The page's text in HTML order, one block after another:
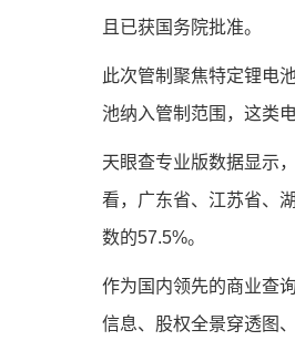
且已获国务院批准。
此次管制聚焦特定锂电
池纳入管制范围，这类
天眼查专业版数据显示
看，广东省、江苏省、
数的57.5%。
作为国内领先的商业查
信息、股权全景穿透图